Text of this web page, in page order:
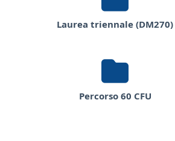
Laurea triennale (DM270)
Percorso 60 CFU